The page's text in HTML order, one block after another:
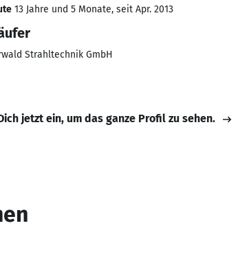
13 Jahre und 5 Monate, seit Apr. 2013
Strahltechnik GmbH
jetzt ein, um das ganze Profil zu sehen.